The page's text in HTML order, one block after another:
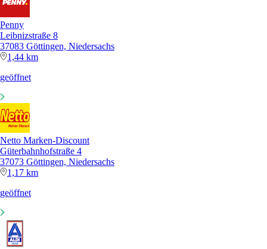
Penny
Leibnizstraße 8
37083 Göttingen, Niedersachs
1,44 km
geöffnet
Netto Marken-Discount
Güterbahnhofstraße 4
37073 Göttingen, Niedersachs
1,17 km
geöffnet